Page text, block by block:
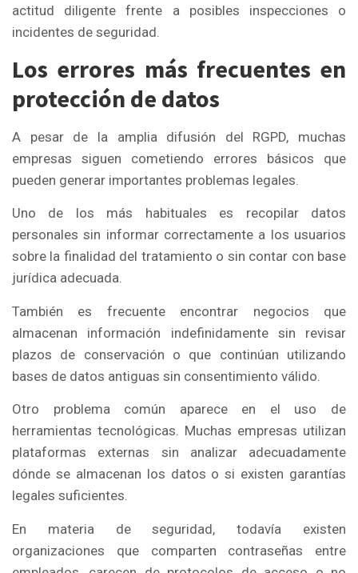
actitud diligente frente a posibles inspecciones o
incidentes de seguridad.
Los errores más frecuentes en
protección de datos
A pesar de la amplia difusión del RGPD, muchas
empresas siguen cometiendo errores básicos que
pueden generar importantes problemas legales.
Uno de los más habituales es recopilar datos
personales sin informar correctamente a los usuarios
sobre la finalidad del tratamiento o sin contar con base
jurídica adecuada.
También es frecuente encontrar negocios que
almacenan información indefinidamente sin revisar
plazos de conservación o que continúan utilizando
bases de datos antiguas sin consentimiento válido.
Otro problema común aparece en el uso de
herramientas tecnológicas. Muchas empresas utilizan
plataformas externas sin analizar adecuadamente
dónde se almacenan los datos o si existen garantías
legales suficientes.
En materia de seguridad, todavía existen
organizaciones que comparten contraseñas entre